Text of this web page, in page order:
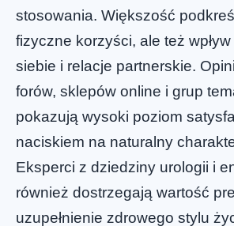
stosowania. Większość
fizyczne korzyści, ale też
siebie i relacje partnerskie.
forów, sklepów online i grup
pokazują wysoki poziom
naciskiem na naturalny
Eksperci z dziedziny urologii i
również dostrzegają wartość
uzupełnienie zdrowego stylu